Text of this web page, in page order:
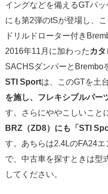
イングなどを備えるGTパ
にも第2弾のtSが登場し、
ドリルドローター付き
2016年11月に加わった カ
SACHSダンパーとBrembo
STI Sportは、このGTを土
を施し、フレキシブルパー
す。さらにややこしいこと
BRZ（ZD8）にも「STI
す。あちらは2.4LのFA24
で、中古車を探すときは型
してください。